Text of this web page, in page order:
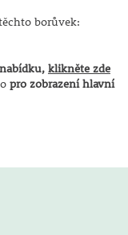
borůvek:
klikněte zde
pro zobrazení hlavní